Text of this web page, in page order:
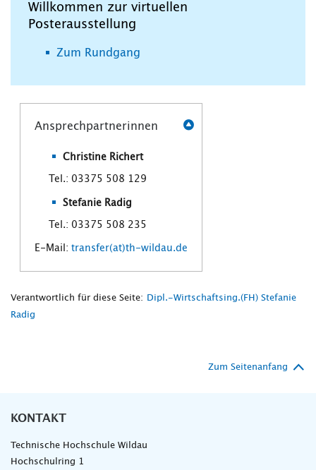
Willkommen zur virtuellen
Posterausstellung
Zum Rundgang
Ansprechpartnerinnen
Christine Richert
Tel.: 03375 508 129
Stefanie Radig
Tel.: 03375 508 235
E-Mail: transfer(at)th-wildau.de
Verantwortlich für diese Seite:
Dipl.-Wirtschaftsing.(FH) Stefanie
Radig
Zum Seitenanfang
KONTAKT
Technische Hochschule Wildau
Hochschulring 1